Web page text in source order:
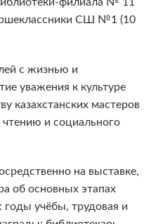
СШ №1 (10
с жизнью и
уважения к культуре
казахстанских мастеров
и социального
на выставке,
об основных этапах
годы учёбы, трудовая и